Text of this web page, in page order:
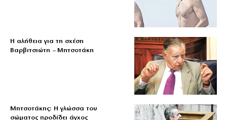
Η αλήθεια για τη σχέση
Βαρβιτσιώτη – Μητσοτάκη
Μητσοτάκης: Η γλώσσα του
σώματος προδίδει άγχος